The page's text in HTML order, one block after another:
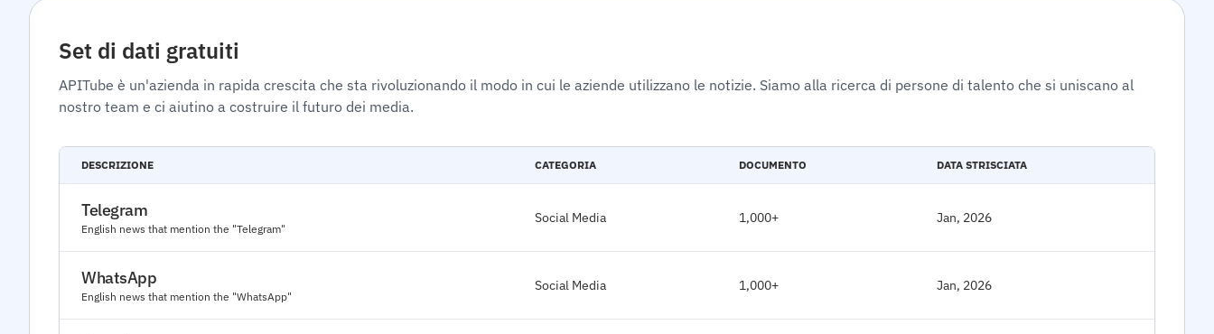
Set di dati gratuiti
APITube è un'azienda in rapida crescita che sta rivoluzionando il modo in cui le aziende utilizzano le notizie. Siamo alla ricerca di persone di talento che si uniscano al
nostro team e ci aiutino a costruire il futuro dei media.
DESCRIZIONE CATEGORIA DOCUMENTO DATA STRISCIATA
Telegram
English news that mention the "Telegram"
Social Media 1,000+ Jan, 2026
WhatsApp
English news that mention the "WhatsApp"
Social Media 1,000+ Jan, 2026